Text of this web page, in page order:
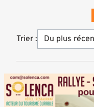
Trier :